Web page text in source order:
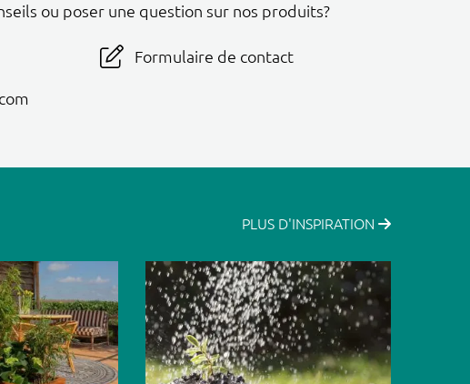
ou poser une question sur nos produits?
Formulaire de contact
PLUS D'INSPIRATION